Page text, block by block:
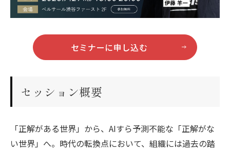
セミナーに申し込む
セッション概要
「正解がある世界」から、AIすら予測不能な「正解がな
い世界」へ。時代の転換点において、組織には過去の踏